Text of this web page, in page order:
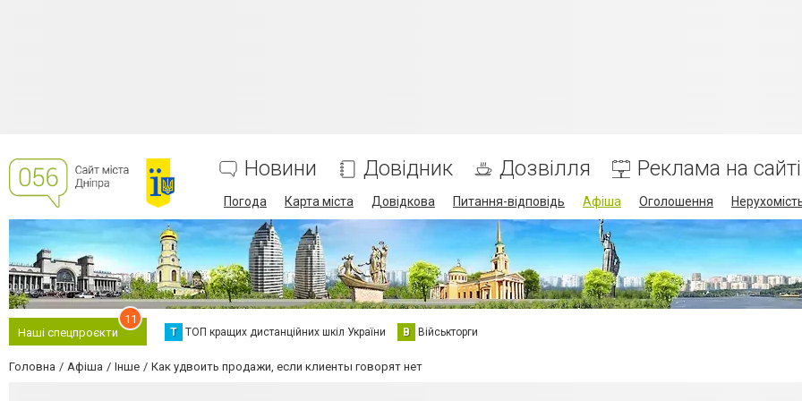
Новини Довідник Дозвілля Реклама на сайті
Погода Карта міста Довідкова Питання-відповідь Афіша Оголошення
Наші спецпроєкти
11
Т ТОП кращих дистанційних шкіл України В Військторги
Головна Афіша Інше Как удвоить продажи, если клиенты говорят нет